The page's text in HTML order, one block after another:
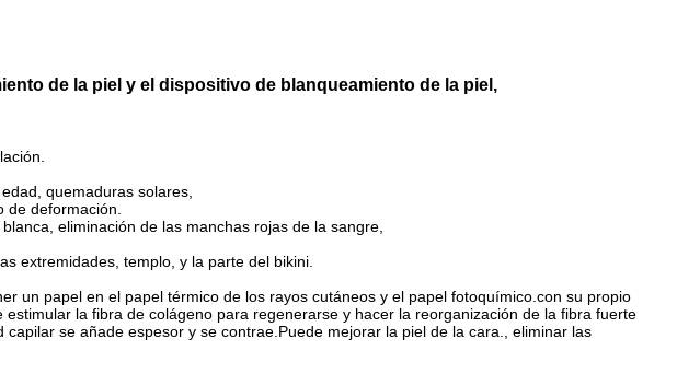
de la piel y el dispositivo de blanqueamiento de la piel,
quemaduras solares,
de deformación.
eliminación de las manchas rojas de la sangre,
extremidades, templo, y la parte del bikini.
un papel en el papel térmico de los rayos cutáneos y el papel fotoquímico.con su propio
la fibra de colágeno para regenerarse y hacer la reorganización de la fibra fuerte
se añade espesor y se contrae.Puede mejorar la piel de la cara., eliminar las